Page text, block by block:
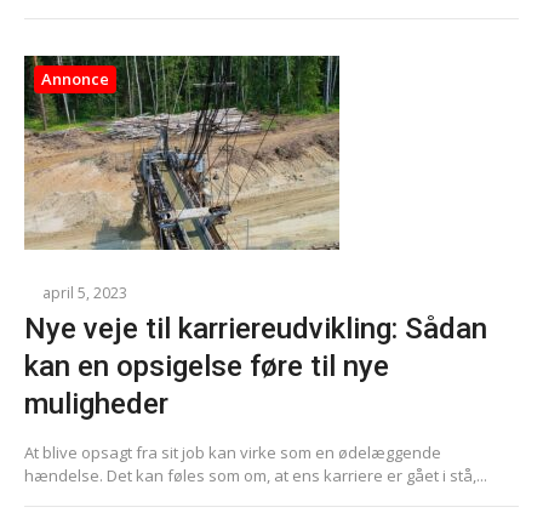
Annonce
april 5, 2023
Nye veje til karriereudvikling: Sådan
kan en opsigelse føre til nye
muligheder
At blive opsagt fra sit job kan virke som en ødelæggende
hændelse. Det kan føles som om, at ens karriere er gået i stå,...